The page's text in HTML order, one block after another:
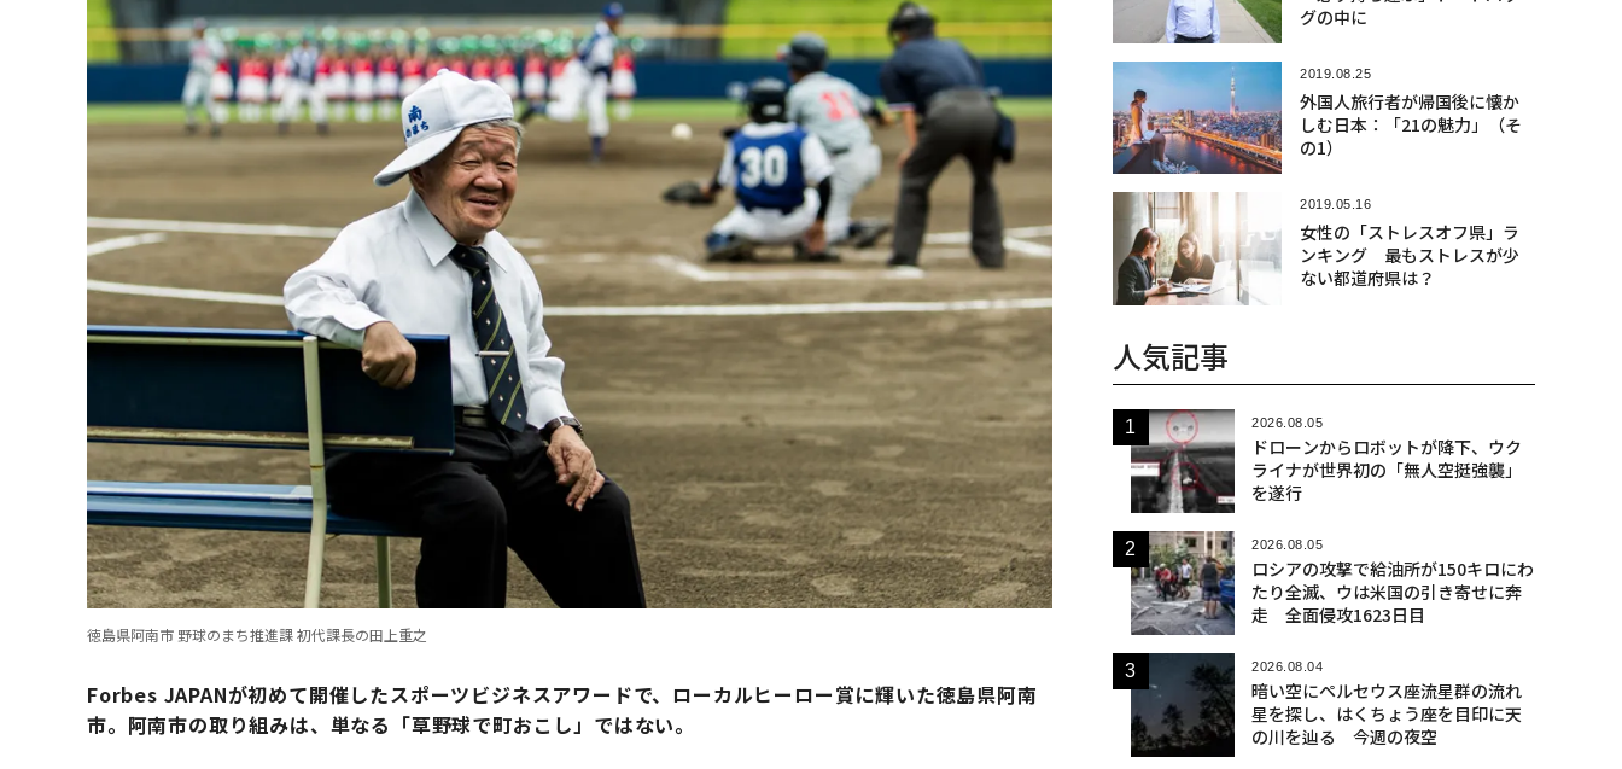
徳島県阿南市 野球のまち推進課 初代課長の田上重之
Forbes JAPANが初めて開催したスポーツビジネスアワードで、ローカルヒーロー賞に輝いた徳島県阿南
市。阿南市の取り組みは、単なる「草野球で町おこし」ではない。
グの中に
2019.08.25
外国人旅行者が帰国後に懐か
しむ日本：「21の魅力」（そ
の1）
2019.05.16
女性の「ストレスオフ県」ラ
ンキング 最もストレスが少
ない都道府県は？
人気記事
2026.08.05
ドローンからロボットが降下、ウク
ライナが世界初の「無人空挺強襲」
を遂行
2026.08.05
ロシアの攻撃で給油所が150キロにわ
たり全滅、ウは米国の引き寄せに奔
走 全面侵攻1623日目
2026.08.04
暗い空にペルセウス座流星群の流れ
星を探し、はくちょう座を目印に天
の川を辿る 今週の夜空